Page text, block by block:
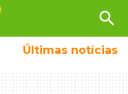
search
Últimas notícias